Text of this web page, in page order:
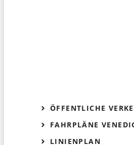
ÖFFENTLICHE
FAHRPLÄNE
LINIENPLAN